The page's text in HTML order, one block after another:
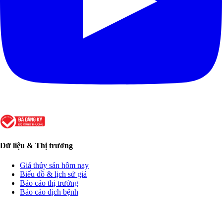
Dữ liệu & Thị trường
Giá thủy sản hôm nay
Biểu đồ & lịch sử giá
Báo cáo thị trường
Báo cáo dịch bệnh